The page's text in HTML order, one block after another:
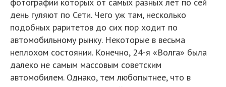
фотографии которых от самых разных лет по сей
день гуляют по Сети. Чего уж там, несколько
подобных раритетов до сих пор ходит по
автомобильному рынку. Некоторые в весьма
неплохом состоянии. Конечно, 24-я «Волга» была
далеко не самым массовым советским
автомобилем. Однако, тем любопытнее, что в